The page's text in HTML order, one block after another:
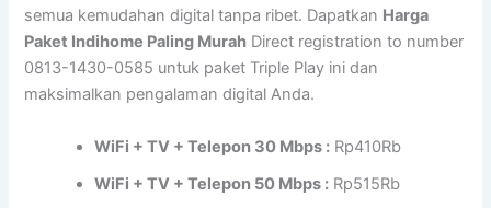
semua kemudahan digital tanpa ribet. Dapatkan Harga
Paket Indihome Paling Murah Direct registration to number
0813-1430-0585 untuk paket Triple Play ini dan
maksimalkan pengalaman digital Anda.
WiFi + TV + Telepon 30 Mbps : Rp410Rb
WiFi + TV + Telepon 50 Mbps : Rp515Rb